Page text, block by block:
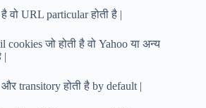
वो URL particular होती है |
जो होती है वो Yahoo या अन्य
|
transitory होती है by default |